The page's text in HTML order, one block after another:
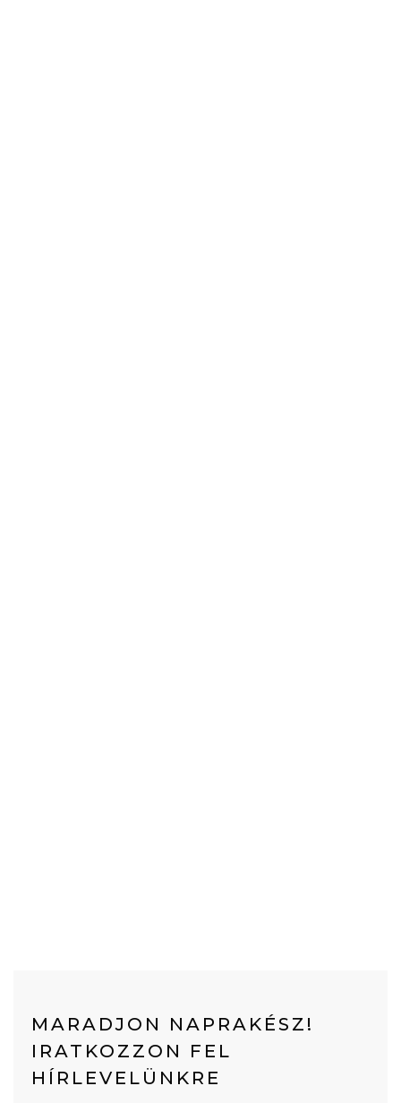
MARADJON NAPRAKÉSZ!
IRATKOZZON FEL
HÍRLEVELÜNKRE